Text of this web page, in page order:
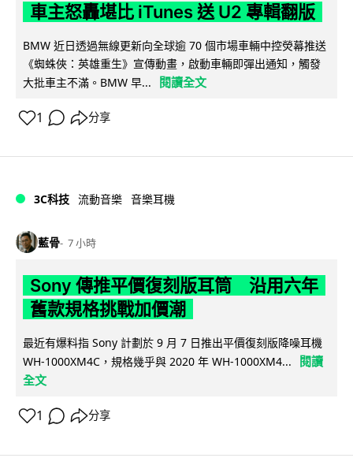
車主怒轟堪比 iTunes 送 U2 專輯翻版
BMW 近日透過無線更新向全球逾 70 個市場車輛中控熒幕推送
《蜘蛛俠：英雄重生》宣傳動畫，啟動車輛即彈出通知，觸發
大批車主不滿。BMW 早...
閱讀全文
1 分享
3C科技 流動音樂 音樂耳機
藍骨 7 小時
Sony 傳推平價復刻版耳筒 沿用六年
舊款規格挑戰加價潮
最近有爆料指 Sony 計劃於 9 月 7 日推出平價復刻版降噪耳機
WH-1000XM4C，規格幾乎與 2020 年 WH-1000XM4...
閱讀
全文
1 分享